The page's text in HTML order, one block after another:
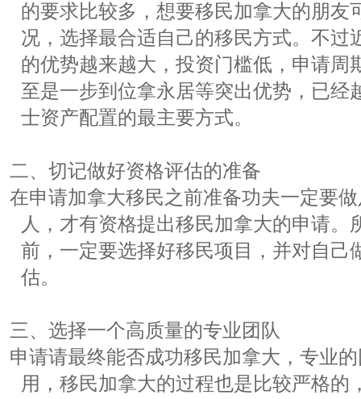
的要求比较多，想要移民加拿大的朋友
况，选择最合适自己的移民方式。不过
的优势越来越大，投资门槛低，申请周
至是一步到位拿永居等突出优势，已经
士资产配置的最主要方式。
二、切记做好资格评估的准备
在申请加拿大移民之前准备功夫一定要
人，才有资格提出移民加拿大的申请。
前，一定要选择好移民项目，并对自己
估。
三、选择一个高质量的专业团队
申请请最终能否成功移民加拿大，专业
用，移民加拿大的过程也是比较严格的